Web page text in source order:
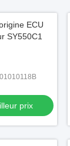
ECU
SY550C1
prix